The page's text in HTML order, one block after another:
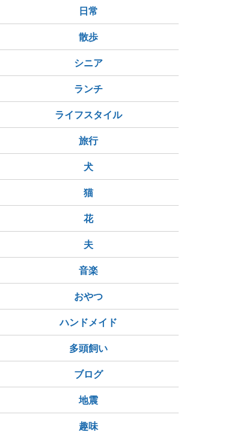
日常
散歩
シニア
ランチ
ライフスタイル
旅行
犬
猫
花
夫
音楽
おやつ
ハンドメイド
多頭飼い
ブログ
地震
趣味